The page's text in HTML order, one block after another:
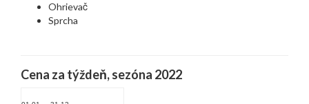
Ohrievač
Sprcha
Cena za týždeň,sezóna 2022